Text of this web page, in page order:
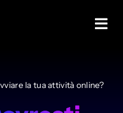
la tua attività online?